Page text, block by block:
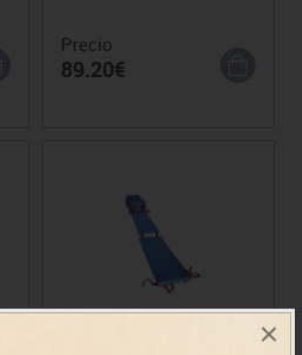
×
Precio
89.20€